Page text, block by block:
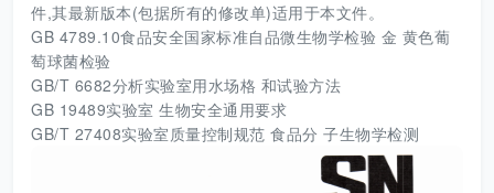
件,其最新版本(包据所有的修改单)适用于本文件。
GB 4789.10食品安全国家标准自品微生物学检验 金 黄色葡
萄球菌检验
GB/T 6682分析实验室用水场格 和试验方法
GB 19489实验室 生物安全通用要求
GB/T 27408实验室质量控制规范 食品分 子生物学检测